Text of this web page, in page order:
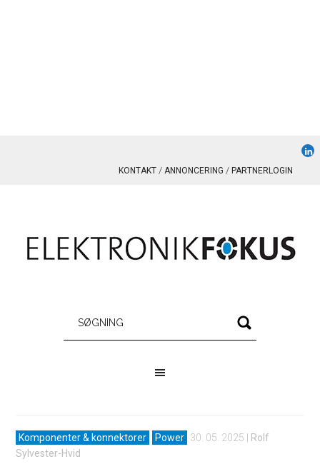
KONTAKT ANNONCERING PARTNERLOGIN
Komponenter & konnektorer Power 30. 05. 2025
Rolf
Sylvester-Hvid